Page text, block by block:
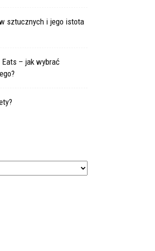
sztucznych i jego istota
Eats – jak wybrać